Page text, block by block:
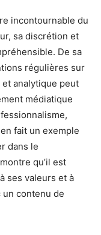
incontournable du
sa discrétion et
De sa
régulières sur
et analytique peut
médiatique
fait un exemple
dans le
qu’il est
ses valeurs et à
contenu de